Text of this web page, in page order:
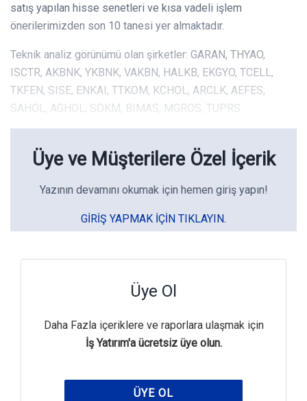
satış yapılan hisse senetleri ve kısa vadeli işlem
önerilerimizden son 10 tanesi yer almaktadır.
Teknik analiz görünümü olan şirketler: GARAN, THYAO,
ISCTR, AKBNK, YKBNK, VAKBN, HALKB, EKGYO, TCELL,
TKFEN, SISE, ENKAI, TTKOM, KCHOL, ARCLK, AEFES,
SAHOL, AGHOL, SOKM, BIMAS, MGROS, TUPRS.
Üye ve Müşterilere Özel İçerik
Yazının devamını okumak için hemen giriş yapın!
GIRIŞ YAPMAK IÇIN TIKLAYIN.
Üye Ol
Daha Fazla içeriklere ve raporlara ulaşmak için
İş Yatırım'a ücretsiz üye olun.
ÜYE OL